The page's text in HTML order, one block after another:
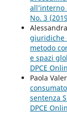
No. 3
giuridiche
metodo
e spazi
DPCE
Paola
sentenza
DPCE